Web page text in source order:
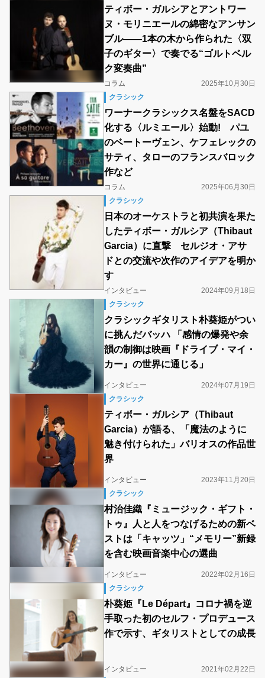
ティボー・ガルシアとアントワー
ヌ・モリニエールの綿密なアンサン
ブル――1本の木から作られた〈双
子のギター〉で奏でる“ゴルトベル
ク変奏曲”
コラム
2025年10月30日
クラシック
ワーナークラシックス名盤をSACD
化する〈ルミエール〉始動! パユ
のベートーヴェン、ケフェレックの
サティ、タローのフランスバロック
作など
コラム
2025年06月30日
クラシック
日本のオーケストラと初共演を果た
したティボー・ガルシア（Thibaut
Garcia）に直撃 セルジオ・アサ
ドとの交流や次作のアイデアを明か
す
インタビュー
2024年09月18日
クラシック
クラシックギタリスト朴葵姫がつい
に挑んだバッハ 「感情の爆発や余
韻の制御は映画『ドライブ・マイ・
カー』の世界に通じる」
インタビュー
2024年07月19日
クラシック
ティボー・ガルシア（Thibaut
Garcia）が語る、「魔法のように
魅き付けられた」バリオスの作品世
界
インタビュー
2023年11月20日
クラシック
村治佳織『ミュージック・ギフト・
トゥ』人と人をつなげるための新ベ
ストは「キャッツ」“メモリー”新録
を含む映画音楽中心の選曲
インタビュー
2022年02月16日
クラシック
朴葵姫『Le Départ』コロナ禍を逆
手取った初のセルフ・プロデュース
作で示す、ギタリストとしての成長
インタビュー
2021年02月22日